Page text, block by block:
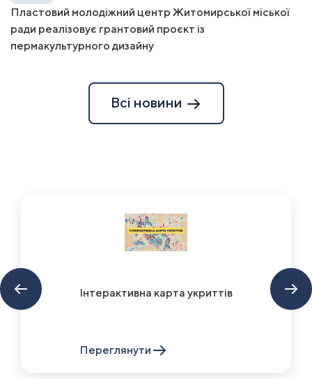
Пластовий молодіжний центр Житомирської міської
ради реалізовує грантовий проєкт із
пермакультурного дизайну
Всі новини
Інтерактивна карта укриттів
Переглянути